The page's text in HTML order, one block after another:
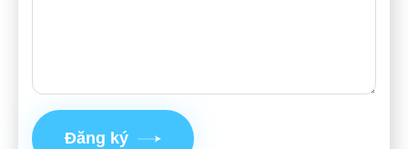
Đăng ký